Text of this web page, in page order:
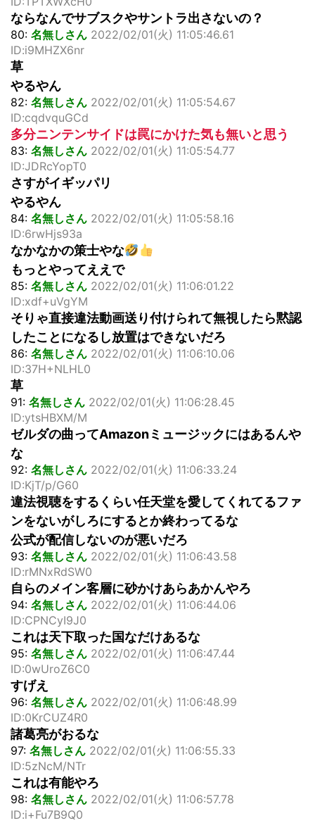
ならなんでサブスクやサントラ出さないの？
80: 名無しさん 2022/02/01(火) 11:05:46.61
ID:i9MHZX6nr
草
やるやん
82: 名無しさん 2022/02/01(火) 11:05:54.67
ID:cqdvquGCd
多分ニンテンサイドは罠にかけた気も無いと思う
83: 名無しさん 2022/02/01(火) 11:05:54.77
ID:JDRcYopT0
さすがイギッパリ
やるやん
84: 名無しさん 2022/02/01(火) 11:05:58.16
ID:6rwHjs93a
なかなかの策士やな
もっとやってええで
85: 名無しさん 2022/02/01(火) 11:06:01.22
ID:xdf+uVgYM
そりゃ直接違法動画送り付けられて無視したら黙認
したことになるし放置はできないだろ
86: 名無しさん 2022/02/01(火) 11:06:10.06
ID:37H+NLHL0
草
91: 名無しさん 2022/02/01(火) 11:06:28.45
ID:ytsHBXM/M
ゼルダの曲ってAmazonミュージックにはあるんや
な
92: 名無しさん 2022/02/01(火) 11:06:33.24
ID:KjT/p/G60
違法視聴をするくらい任天堂を愛してくれてるファ
ンをないがしろにするとか終わってるな
公式が配信しないのが悪いだろ
93: 名無しさん 2022/02/01(火) 11:06:43.58
ID:rMNxRdSW0
自らのメイン客層に砂かけあらあかんやろ
94: 名無しさん 2022/02/01(火) 11:06:44.06
ID:CPNCyI9J0
これは天下取った国なだけあるな
95: 名無しさん 2022/02/01(火) 11:06:47.44
ID:0wUroZ6C0
すげえ
96: 名無しさん 2022/02/01(火) 11:06:48.99
ID:0KrCUZ4R0
諸葛亮がおるな
97: 名無しさん 2022/02/01(火) 11:06:55.33
ID:5zNcM/NTr
これは有能やろ
98: 名無しさん 2022/02/01(火) 11:06:57.78
ID:i+Fu7B9Q0